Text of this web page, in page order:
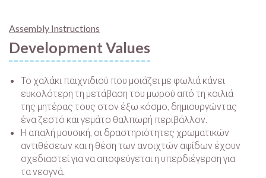
Assembly Instructions
Development Values
Το χαλάκι παιχνιδιού που μοιάζει με φωλιά κάνει
ευκολότερη τη μετάβαση του μωρού από τη κοιλιά
της μητέρας τους στον έξω κόσμο, δημιουργώντας
ένα ζεστό και γεμάτο θαλπωρή περιβάλλον.
Η απαλή μουσική, οι δραστηριότητες χρωματικών
αντιθέσεων και η θέση των ανοιχτών αψίδων έχουν
σχεδιαστεί για να αποφεύγεται η υπερδιέγερση για
τα νεογνά.